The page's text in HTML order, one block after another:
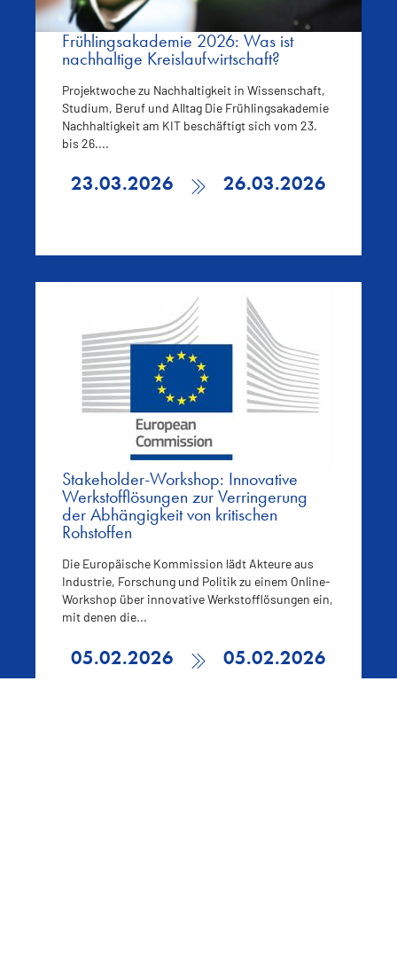
Frühlingsakademie 2026: Was ist
nachhaltige Kreislaufwirtschaft?
Projektwoche zu Nachhaltigkeit in Wissenschaft,
Studium, Beruf und Alltag Die Frühlingsakademie
Nachhaltigkeit am KIT beschäftigt sich vom 23.
bis 26....
23.03.2026 26.03.2026
Stakeholder-Workshop: Innovative
Werkstofflösungen zur Verringerung
der Abhängigkeit von kritischen
Rohstoffen
Die Europäische Kommission lädt Akteure aus
Industrie, Forschung und Politik zu einem Online-
Workshop über innovative Werkstofflösungen ein,
mit denen die...
05.02.2026 05.02.2026